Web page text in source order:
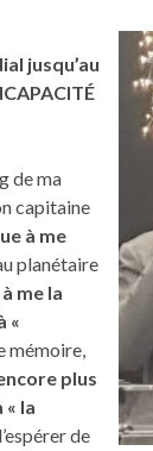
jusqu’au
de ma
capitaine
à me
planétaire
à me la
«
mémoire,
plus
la
de